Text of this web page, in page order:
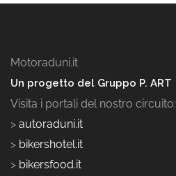
Motoraduni.it
Un progetto del Gruppo P. ART
Visita i portali del nostro circuito:
> autoraduni.it
> bikershotel.it
> bikersfood.it